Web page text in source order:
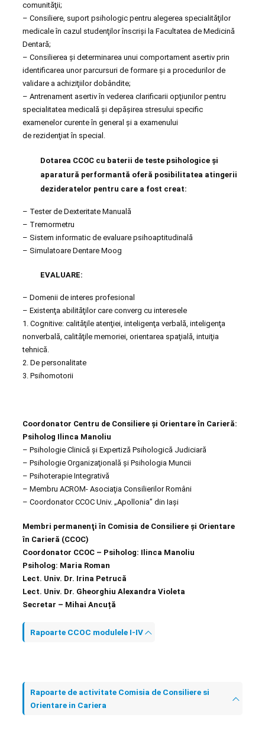
comunităţii;
– Consiliere, suport psihologic pentru alegerea specialităţilor
medicale în cazul studenţilor înscrişi la Facultatea de Medicină
Dentară;
– Consilierea şi determinarea unui comportament asertiv prin
identificarea unor parcursuri de formare şi a procedurilor de
validare a achiziţiilor dobândite;
– Antrenament asertiv în vederea clarificarii opţiunilor pentru
specialitatea medicală şi depăşirea stresului specific
examenelor curente în general şi a examenului
de rezidenţiat în special.
Dotarea CCOC cu baterii de teste psihologice şi
aparatură performantă oferă posibilitatea atingerii
dezideratelor pentru care a fost creat:
– Tester de Dexteritate Manuală
– Tremormetru
– Sistem informatic de evaluare psihoaptitudinală
– Simulatoare Dentare Moog
EVALUARE:
– Domenii de interes profesional
– Existenţa abilităţilor care converg cu interesele
1. Cognitive: calităţile atenţiei, inteligenţa verbală, inteligenţa
nonverbală, calităţile memoriei, orientarea spaţială, intuiţia
tehnică.
2. De personalitate
3. Psihomotorii
Coordonator Centru de Consiliere şi Orientare în Carieră:
Psiholog Ilinca Manoliu
– Psihologie Clinică şi Expertiză Psihologică Judiciară
– Psihologie Organizaţională şi Psihologia Muncii
– Psihoterapie Integrativă
– Membru ACROM- Asociaţia Consilierilor Români
– Coordonator CCOC Univ. „Apollonia” din Iaşi
Membri permanenţi în Comisia de Consiliere şi Orientare
în Carieră (CCOC)
Coordonator CCOC – Psiholog: Ilinca Manoliu
Psiholog: Maria Roman
Lect. Univ. Dr. Irina Petrucă
Lect. Univ. Dr. Gheorghiu Alexandra Violeta
Secretar – Mihai Ancuță
Rapoarte CCOC modulele I-IV
Rapoarte de activitate Comisia de Consiliere si
Orientare in Cariera